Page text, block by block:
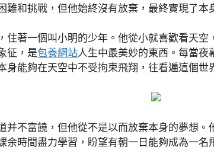
難和挑戰，但他始終沒有放棄，最終實現了本
住著一個叫小明的少年。他從小就喜歡看天空
征，是包養網站人生中最美妙的東西。每當
身能夠在天空中不受拘束飛翔，往看遍這個世
并不富饒，但他從不是以而放棄本身的夢想
余時間盡力學習，盼望有朝一日能夠成為一名